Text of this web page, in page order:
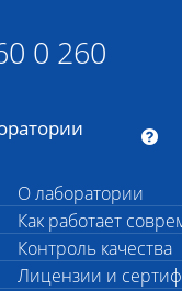
ШАНС БИО
ветеринарная
0 260
О лаборатории
Как работает
Контроль качества
Лицензии и